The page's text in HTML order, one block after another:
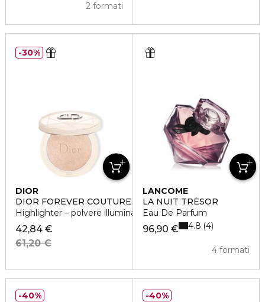
2 formati
DIOR
DIOR FOREVER COUTURE LUMINIZER
Highlighter – polvere illuminante intensa
42,84 €
61,20 €
30%
LANCÔME
LA NUIT TRÉSOR
Eau De Parfum
96,90 €
4 formati
4.8 4
40%
40%